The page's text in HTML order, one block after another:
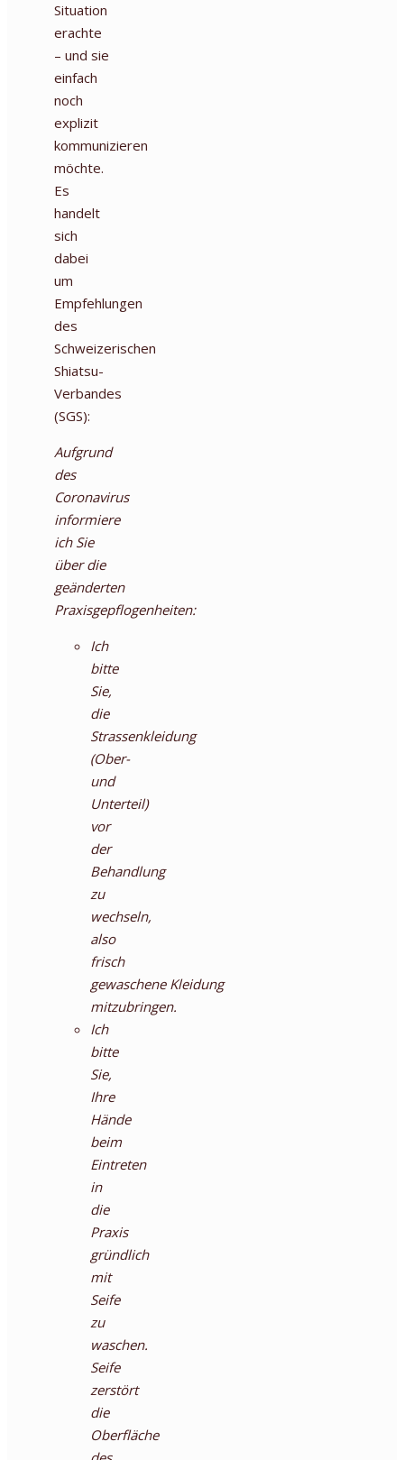
Situation
erachte
– und sie
einfach
noch
explizit
kommunizieren
möchte.
Es
handelt
sich
dabei
um
Empfehlungen
des
Schweizerischen
Shiatsu-
Verbandes
(SGS):
Aufgrund
des
Coronavirus
informiere
ich Sie
über die
geänderten
Praxisgepflogenheiten:
Ich
bitte
Sie,
die
Strassenkleidung
(Ober-
und
Unterteil)
vor
der
Behandlung
zu
wechseln,
also
frisch
gewaschene Kleidung
mitzubringen.
Ich
bitte
Sie,
Ihre
Hände
beim
Eintreten
in
die
Praxis
gründlich
mit
Seife
zu
waschen.
Seife
zerstört
die
Oberfläche